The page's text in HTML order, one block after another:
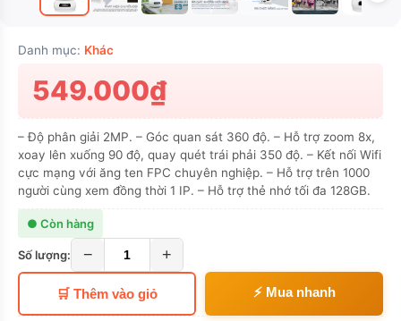
Danh mục: Khác
549.000₫
– Độ phân giải 2MP. – Góc quan sát 360 độ. – Hỗ trợ zoom 8x,
xoay lên xuống 90 độ, quay quét trái phải 350 độ. – Kết nối Wifi
cực mạng với ăng ten FPC chuyên nghiệp. – Hỗ trợ trên 1000
người cùng xem đồng thời 1 IP. – Hỗ trợ thẻ nhớ tối đa 128GB.
● Còn hàng
Số lượng: − +
🛒 Thêm vào giỏ ⚡ Mua nhanh